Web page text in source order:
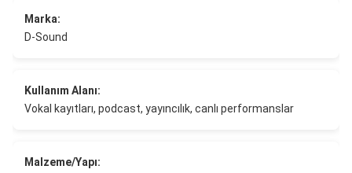
Marka:
D-Sound
Kullanım Alanı:
Vokal kayıtları, podcast, yayıncılık, canlı performanslar
Malzeme/Yapı: